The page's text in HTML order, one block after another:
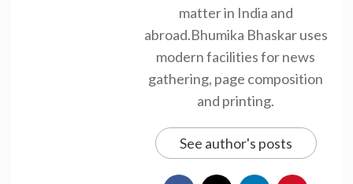
matter in India and
abroad.Bhumika Bhaskar uses
modern facilities for news
gathering, page composition
and printing.
See author's posts